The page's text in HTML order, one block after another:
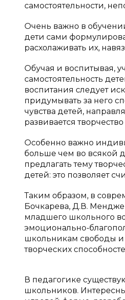
самостоятельности,
Очень важно в
дети сами
расхолаживать их,
Обучая и воспитывая,
самостоятельность
воспитания следует
придумывать за него
чувства детей,
развивается
Особенно важно
больше чем во всякой
предлагать тему
детей: это позволяет
Таким образом, в
Бочкарева, Д.В.
младшего школьного
эмоционально-
школьникам свободы и
творческих
В педагогике
школьников.